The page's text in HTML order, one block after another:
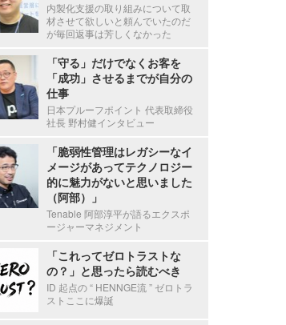
内製化支援の取り組みについて取
材させて欲しいと頼んでいたのだ
が毎回返事は芳しくなかった
「守る」だけでなくお客を
「成功」させるまでが自分の
仕事
日本プルーフポイント 代表取締役
社長 野村健インタビュー
「脆弱性管理はレガシーなイ
メージがあってテクノロジー
的に魅力がないと思いました
（阿部）」
Tenable 阿部淳平が語るエクスポ
ージャーマネジメント
「これってゼロトラストな
の？」と思ったら読むべき
ID 起点の “ HENNGE流 ” ゼロトラ
ストここに爆誕